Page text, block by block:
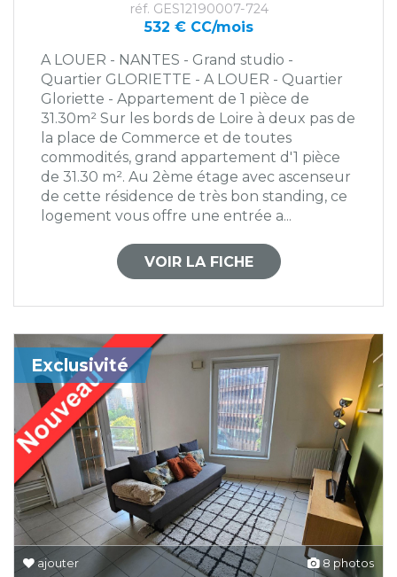
réf. GES12190007-724
532 € CC/mois
A LOUER - NANTES - Grand studio -
Quartier GLORIETTE - A LOUER - Quartier
Gloriette - Appartement de 1 pièce de
31.30m² Sur les bords de Loire à deux pas de
la place de Commerce et de toutes
commodités, grand appartement d'1 pièce
de 31.30 m². Au 2ème étage avec ascenseur
de cette résidence de très bon standing, ce
logement vous offre une entrée a...
VOIR LA FICHE
8 photos
ajouter
Exclusivité